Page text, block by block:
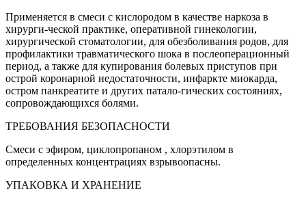
Применяется в смеси с кислородом в качестве наркоза в
хирурги-ческой практике, оперативной гинекологии,
хирургической стоматологии, для обезболивания родов, для
профилактики травматического шока в послеоперационный
период, а также для купирования болевых приступов при
острой коронарной недостаточности, инфаркте миокарда,
остром панкреатите и других патало-гических состояниях,
сопровождающихся болями.
ТРЕБОВАНИЯ БЕЗОПАСНОСТИ
Смеси с эфиром, циклопропаном , хлорэтилом в
определенных концентрациях взрывоопасны.
УПАКОВКА И ХРАНЕНИЕ